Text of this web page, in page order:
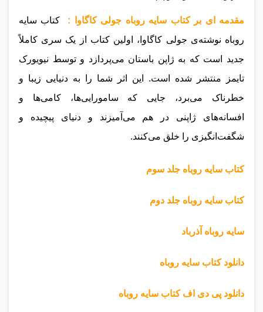
مقدمه ای بر کتاب سایه روباه جولی کاگاوا :
کتاب سایه
روباه نوشته‌ی جولی کاگاوا، اولین کتاب از یک سری کاملاً
جدید است که به ژاپن باستان می‌پردازد و توسط نیویورک
تایمز منتشر شده است. این اثر شما را به دنیایی زیبا و
خطرناک می‌برد، جایی که سامورایی‌ها، کامی‌ها و
افسانه‌های ژاپنی در هم می‌آمیزند و دنیای پیچیده و
شگفت‌انگیزی را خلق می‌کنند.
کتاب سایه روباه جلد سوم
کتاب سایه روباه جلد دوم
سایه روباه آذرباد
دانلود کتاب سایه روباه
دانلود پی دی اف کتاب سایه روباه